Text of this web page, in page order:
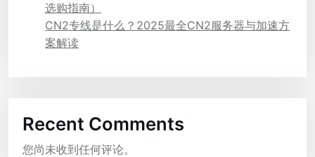
选购指南）
CN2专线是什么？2025最全CN2服务器与加速方
案解读
Recent Comments
您尚未收到任何评论。